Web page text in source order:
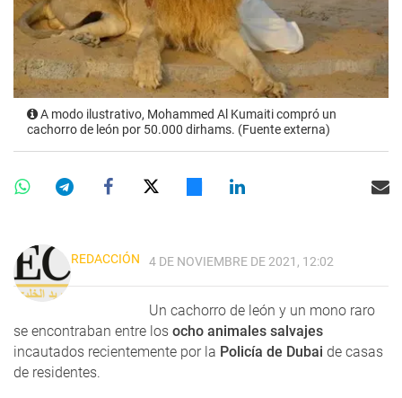
A modo ilustrativo, Mohammed Al Kumaiti compró un
cachorro de león por 50.000 dirhams. (Fuente externa)
REDACCIÓN 4 DE NOVIEMBRE DE 2021, 12:02
Un cachorro de león y un mono raro
se encontraban entre los ocho animales salvajes
incautados recientemente por la Policía de Dubai de casas
de residentes.